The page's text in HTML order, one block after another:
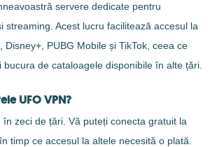
servere dedicate pentru
streaming. Acest lucru facilitează accesul la
Disney+, PUBG Mobile și TikTok, ceea ce
de cataloagele disponibile în alte țări.
UFO VPN?
în zeci de țări. Vă puteți conecta gratuit la
timp ce accesul la altele necesită o plată.